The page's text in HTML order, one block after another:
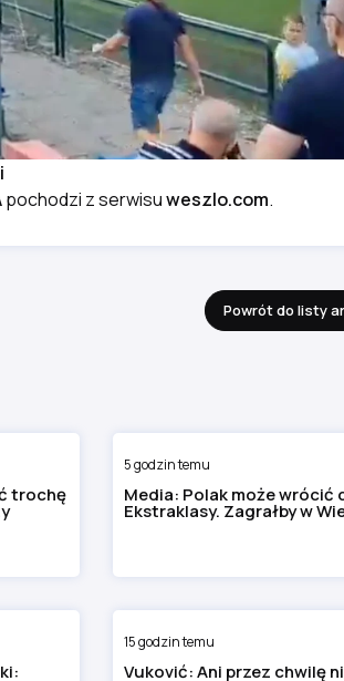
pochodzi z serwisuweszlo.com.
Powrót do listy
trochę
5 godzin temu
Media: Polak może wrócić
Ekstraklasy. Zagrałby w
15 godzin temu
Vuković: Ani przez chwilę